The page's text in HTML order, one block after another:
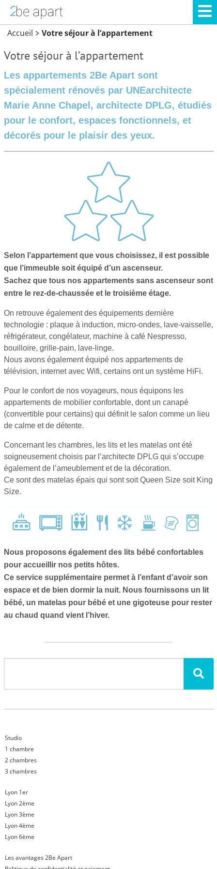
Accueil > Votre séjour à l’appartement
Votre séjour à l’appartement
Les appartements 2Be Apart sont
spécialement rénovés par UNEarchitecte
Marie Anne Chapel, architecte DPLG, étudiés
pour le confort, espaces fonctionnels, et
décorés pour le plaisir des yeux.
Selon l’appartement que vous choisissez, il est possible
que l’immeuble soit équipé d’un ascenseur.
Sachez que tous nos appartements sans ascenseur sont
entre le rez-de-chaussée et le troisième étage.
On retrouve également des équipements dernière
technologie : plaque à induction, micro-ondes, lave-vaisselle,
réfrigérateur, congélateur, machine à café Nespresso,
bouilloire, grille-pain, lave-linge.
Nous avons également équipé nos appartements de
télévision, internet avec Wifi, certains ont un système HiFi.
Pour le confort de nos voyageurs, nous équipons les
appartements de mobilier confortable, dont un canapé
(convertible pour certains) qui définit le salon comme un lieu
de calme et de détente.
Concernant les chambres, les lits et les matelas ont été
soigneusement choisis par l’architecte DPLG qui s’occupe
également de l’ameublement et de la décoration.
Ce sont des matelas épais qui sont soit Queen Size soit King
Size.
Nous proposons également des lits bébé confortables
pour accueillir nos petits hôtes.
Ce service supplémentaire permet à l’enfant d’avoir son
espace et de bien dormir la nuit. Nous fournissons un lit
bébé, un matelas pour bébé et une gigoteuse pour rester
au chaud quand vient l’hiver.
Studio
1 chambre
2 chambres
3 chambres
Lyon 1er
Lyon 2ème
Lyon 3ème
Lyon 4ème
Lyon 6ème
Les avantages 2Be Apart